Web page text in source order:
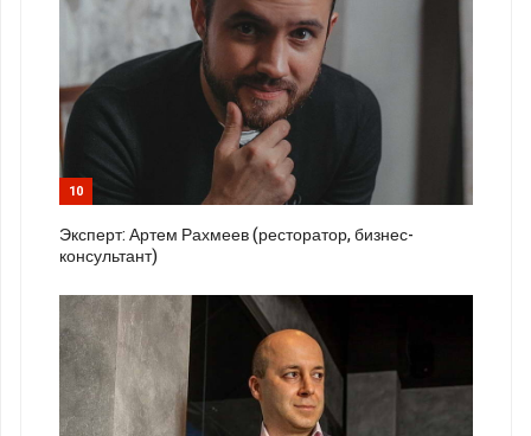
10
Эксперт: Артем Рахмеев (ресторатор, бизнес-
консультант)